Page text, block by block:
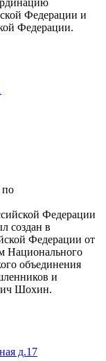
Федерации и
Федерации.
по
Федерации
создан в
Федерации от
Национального
объединения
и
Шохин.
д.17